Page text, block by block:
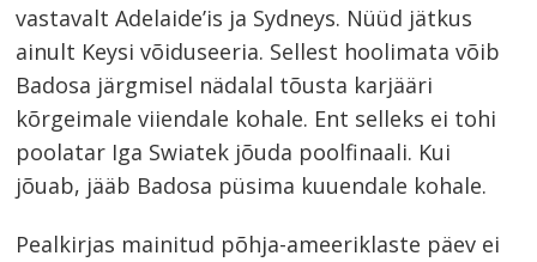
vastavalt Adelaide’is ja Sydneys. Nüüd jätkus
ainult Keysi võiduseeria. Sellest hoolimata võib
Badosa järgmisel nädalal tõusta karjääri
kõrgeimale viiendale kohale. Ent selleks ei tohi
poolatar Iga Swiatek jõuda poolfinaali. Kui
jõuab, jääb Badosa püsima kuuendale kohale.
Pealkirjas mainitud põhja-ameeriklaste päev ei